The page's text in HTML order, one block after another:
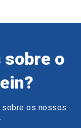
sobre o
sobre os nossos